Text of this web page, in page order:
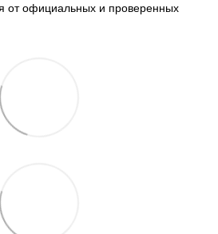
от официальных и проверенных